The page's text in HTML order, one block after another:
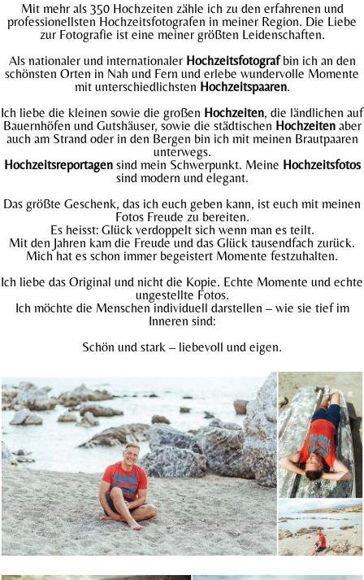
Mit mehr als 350 Hochzeiten zähle ich zu den erfahrenen und
professionellsten Hochzeitsfotografen in meiner Region. Die Liebe
zur Fotografie ist eine meiner größten Leidenschaften.
Als nationaler und internationaler Hochzeitsfotografbin ich an den
schönsten Orten in Nah und Fern und erlebe wundervolle Momente
mit unterschiedlichsten Hochzeitspaaren.
Ich liebe die kleinen sowie die großen Hochzeiten, die ländlichen auf
Bauernhöfen und Gutshäuser, sowie die städtischen Hochzeitenaber
auch am Strand oder in den Bergen bin ich mit meinen Brautpaaren
unterwegs.
Hochzeitsreportagensind mein Schwerpunkt. Meine Hochzeitsfotos
sind modern und elegant.
Das größte Geschenk, das ich euch geben kann, ist euch mit meinen
Fotos Freude zu bereiten.
Es heisst: Glück verdoppelt sich wenn man es teilt.
Mit den Jahren kam die Freude und das Glück tausendfach zurück.
Mich hat es schon immer begeistert Momente festzuhalten.
Ich liebe das Original und nicht die Kopie. Echte Momente und echte
ungestellte Fotos.
Ich möchte die Menschen individuell darstellen – wie sie tief im
Inneren sind:
Schön und stark – liebevoll und eigen.